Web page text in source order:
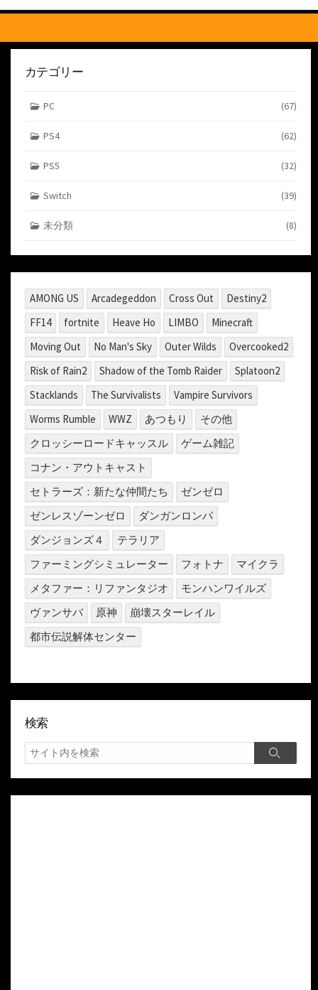
る
カテゴリー
PC (67)
PS4 (62)
PS5 (32)
Switch (39)
未分類 (8)
AMONG US Arcadegeddon Cross Out
Destiny2
FF14
fortnite Heave Ho LIMBO
Minecraft
Moving Out
No Man's Sky Outer Wilds
Overcooked2
Risk of Rain2
Shadow of the Tomb Raider
Splatoon2
Stacklands
The Survivalists
Vampire Survivors
Worms Rumble
WWZ あつもり
その他
クロッシーロードキャッスル
ゲーム雑記
コナン・アウトキャスト
セトラーズ：新たな仲間たち
ゼンゼロ
ゼンレスゾーンゼロ
ダンガンロンパ
ダンジョンズ４
テラリア
ファーミングシミュレーター
フォトナ
マイクラ
メタファー：リファンタジオ
モンハンワイルズ
ヴァンサバ
原神
崩壊スターレイル
都市伝説解体センター
検索
検
索
検